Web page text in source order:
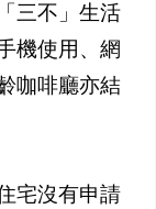
三不」生活
機使用、網
咖啡廳亦結
宅沒有申請